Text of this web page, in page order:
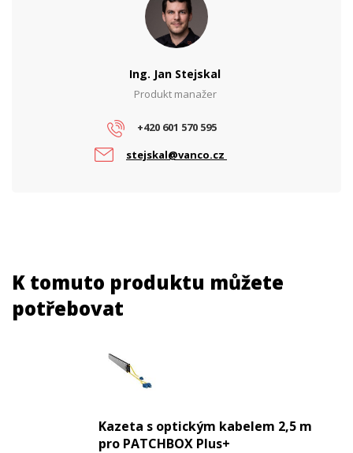
Ing. Jan Stejskal
Produkt manažer
+420 601 570 595
stejskal@vanco.cz
K tomuto produktu můžete
potřebovat
Kazeta s optickým kabelem 2,5 m
pro PATCHBOX Plus+